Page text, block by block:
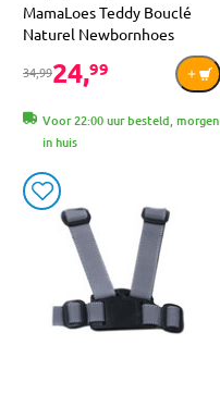
MamaLoes Teddy Bouclé
Naturel Newbornhoes
34,9924,99
Voor 22:00 uur besteld, morgen
in huis